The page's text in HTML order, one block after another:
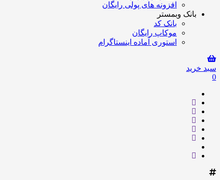
افزونه های پولی رایگان
بانک وبمستر
بانک کد
موکاپ رایگان
استوری آماده اینستاگرام
سبد خرید
0